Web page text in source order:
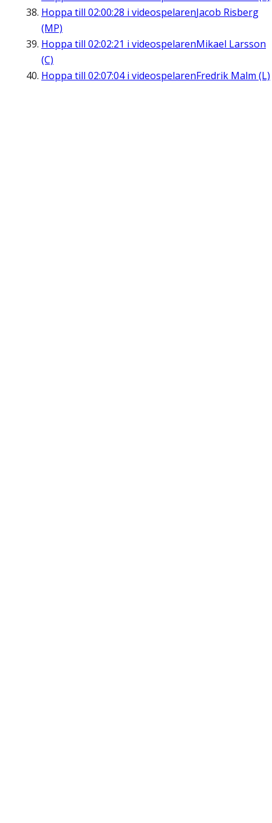
Hoppa till 02:00:28 i videospelarenJacob Risberg
(MP)
Hoppa till 02:02:21 i videospelarenMikael Larsson
(C)
Hoppa till 02:07:04i videospelarenFredrik Malm (L)